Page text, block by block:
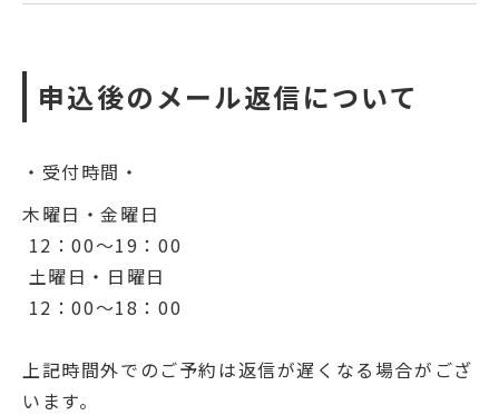
申込後のメール返信について
・受付時間・
木曜日・金曜日
12：00～19：00
土曜日・日曜日
12：00～18：00
上記時間外でのご予約は返信が遅くなる場合がござ
います。